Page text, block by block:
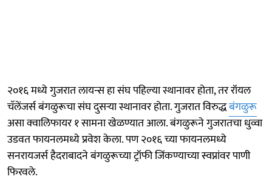
२०१६ मध्ये गुजरात लायन्स हा संघ पहिल्या स्थानावर होता, तर रॉयल
चॅलेंजर्स बंगळुरूचा संघ दुसऱ्या स्थानावर होता. गुजरात विरुद्धबंगळुरू
असा क्वालिफायर १ सामना खेळण्यात आला. बंगळुरूने गुजरातचा धुव्वा
उडवत फायनलमध्ये प्रवेश केला. पण २०१६ च्या फायनलमध्ये
सनरायजर्स हैदराबादने बंगळुरूच्या ट्रॉफी जिंकण्याच्या स्वप्नांवर पाणी
फिरवले.